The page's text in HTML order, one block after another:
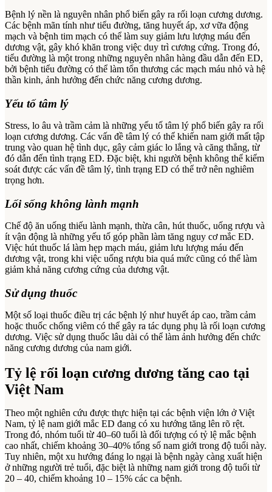
Bệnh lý nền là nguyên nhân phổ biến gây ra rối loạn cương dương.
Các bệnh mãn tính như tiểu đường, tăng huyết áp, xơ vữa động
mạch và bệnh tim mạch có thể làm suy giảm lưu lượng máu đến
dương vật, gây khó khăn trong việc duy trì cương cứng. Trong đó,
tiểu đường là một trong những nguyên nhân hàng đầu dẫn đến ED,
bởi bệnh tiểu đường có thể làm tổn thương các mạch máu nhỏ và hệ
thần kinh, ảnh hưởng đến chức năng cương dương.
Yếu tố tâm lý
Stress, lo âu và trầm cảm là những yếu tố tâm lý phổ biến gây ra rối
loạn cương dương. Các vấn đề tâm lý có thể khiến nam giới mất tập
trung vào quan hệ tình dục, gây cảm giác lo lắng và căng thẳng, từ
đó dẫn đến tình trạng ED. Đặc biệt, khi người bệnh không thể kiểm
soát được các vấn đề tâm lý, tình trạng ED có thể trở nên nghiêm
trọng hơn.
Lối sống không lành mạnh
Chế độ ăn uống thiếu lành mạnh, thừa cân, hút thuốc, uống rượu và
ít vận động là những yếu tố góp phần làm tăng nguy cơ mắc ED.
Việc hút thuốc lá làm hẹp mạch máu, giảm lưu lượng máu đến
dương vật, trong khi việc uống rượu bia quá mức cũng có thể làm
giảm khả năng cương cứng của dương vật.
Sử dụng thuốc
Một số loại thuốc điều trị các bệnh lý như huyết áp cao, trầm cảm
hoặc thuốc chống viêm có thể gây ra tác dụng phụ là rối loạn cương
dương. Việc sử dụng thuốc lâu dài có thể làm ảnh hưởng đến chức
năng cương dương của nam giới.
Tỷ lệ rối loạn cương dương tăng cao tại
Việt Nam
Theo một nghiên cứu được thực hiện tại các bệnh viện lớn ở Việt
Nam, tỷ lệ nam giới mắc ED đang có xu hướng tăng lên rõ rệt.
Trong đó, nhóm tuổi từ 40–60 tuổi là đối tượng có tỷ lệ mắc bệnh
cao nhất, chiếm khoảng 30–40% tổng số nam giới trong độ tuổi này.
Tuy nhiên, một xu hướng đáng lo ngại là bệnh ngày càng xuất hiện
ở những người trẻ tuổi, đặc biệt là những nam giới trong độ tuổi từ
20 – 40, chiếm khoảng 10 – 15% các ca bệnh.